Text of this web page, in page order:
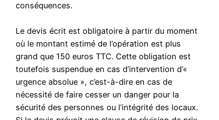
conséquences.
Le devis écrit est obligatoire à partir du moment
où le montant estimé de l’opération est plus
grand que 150 euros TTC. Cette obligation est
toutefois suspendue en cas d’intervention d’«
urgence absolue », c’est-à-dire en cas de
nécessité de faire cesser un danger pour la
sécurité des personnes ou l’intégrité des locaux.